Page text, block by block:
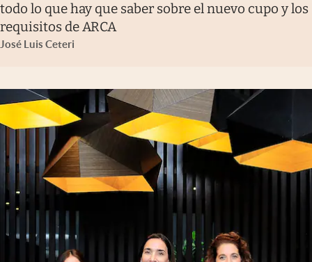
todo lo que hay que saber sobre el nuevo cupo y los
requisitos de ARCA
José Luis Ceteri